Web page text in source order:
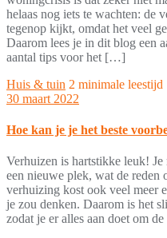
helaas nog iets te wachten: de
tegenop kijkt, omdat het veel
Daarom lees je in dit blog een
aantal tips voor het […]
Huis & tuin 2 minimale leestijd
30 maart 2022
Hoe kan je je het beste
Verhuizen is hartstikke leuk!
een nieuwe plek, wat de reden
verhuizing kost ook veel meer
je zou denken. Daarom is het
zodat je er alles aan doet om